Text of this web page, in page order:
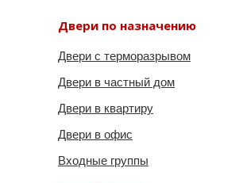
Двери по назначению
Двери с терморазрывом
Двери в частный дом
Двери в квартиру
Двери в офис
Входные группы